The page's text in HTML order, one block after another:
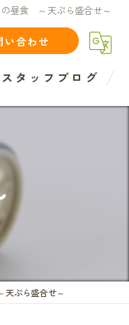
昼食 ～天ぷら盛合せ～
い合わせ
スタッフブログ
ぷら盛合せ～